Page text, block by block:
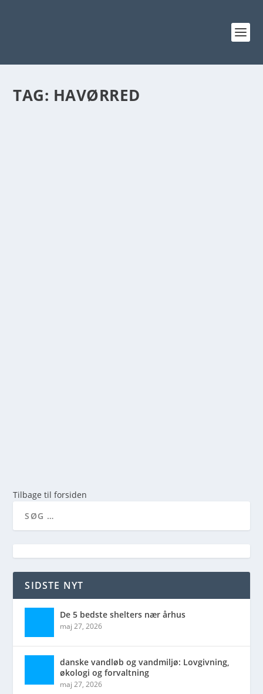
TAG: HAVØRRED
Tilbage til forsiden
SIDSTE NYT
De 5 bedste shelters nær århus
maj 27, 2026
danske vandløb og vandmiljø: Lovgivning,
økologi og forvaltning
maj 27, 2026